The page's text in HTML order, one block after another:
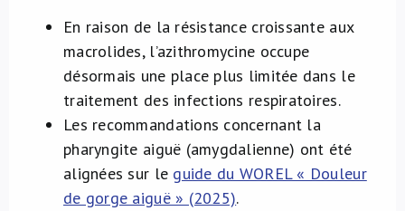
En raison de la résistance croissante aux
macrolides, l’azithromycine occupe
désormais une place plus limitée dans le
traitement des infections respiratoires.
Les recommandations concernant la
pharyngite aiguë (amygdalienne) ont été
alignées sur le guide du WOREL « Douleur
de gorge aiguë » (2025).